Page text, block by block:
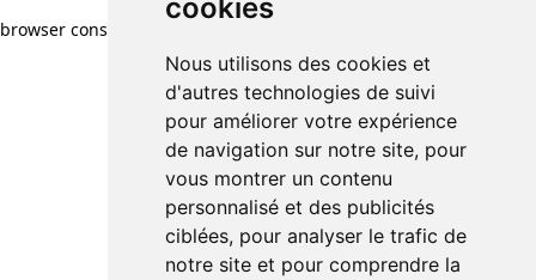
cookies
Nous utilisons des cookies et
d'autres technologies de suivi
pour améliorer votre expérience
de navigation sur notre site, pour
vous montrer un contenu
personnalisé et des publicités
ciblées, pour analyser le trafic de
notre site et pour comprendre la
browser console for more information)